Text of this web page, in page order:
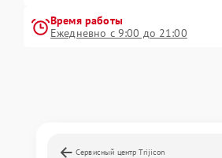
Время работы
Ежедневно с 9:00 до 21:00
Сервисный центр Trijicon